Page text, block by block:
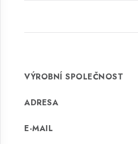
VÝROBNÍ SPOLEČNOST
ADRESA
E-MAIL